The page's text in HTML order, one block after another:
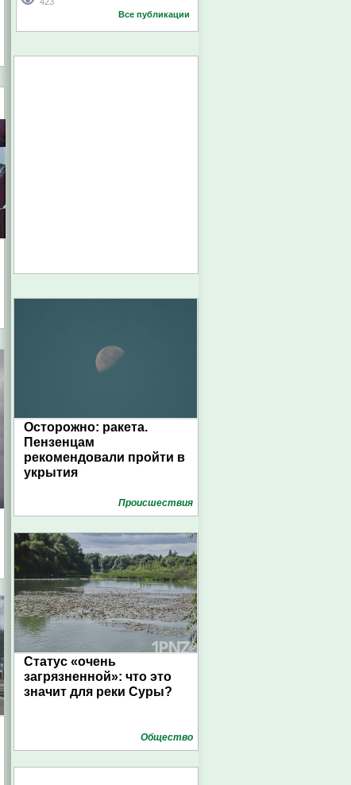
423
Все публикации
Осторожно: ракета.
Пензенцам
рекомендовали пройти в
укрытия
Проиcшествия
Статус «очень
загрязненной»: что это
значит для реки Суры?
Общество